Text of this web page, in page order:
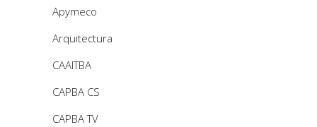
Apymeco
Arquitectura
CAAITBA
CAPBA CS
CAPBA TV